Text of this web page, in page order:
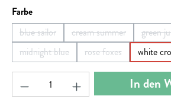
Farbeauswählen
blue sailor
(Diese Option ist zurzeit nicht
cream summer
(Diese Option ist
green
midnight blue
(Diese Option ist zurzeit nicht
rose foxes
(Diese Option ist
white
Produkt Anzahl: Gib denIn den